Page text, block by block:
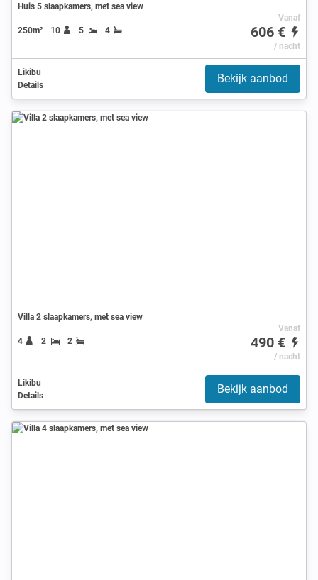
Huis 5 slaapkamers, met sea view
250m² 10 5 4
Vanaf
606 €
/ nacht
Likibu
Details
Bekijk aanbod
Villa 2 slaapkamers, met sea view
4 2 2
Vanaf
490 €
/ nacht
Likibu
Details
Bekijk aanbod